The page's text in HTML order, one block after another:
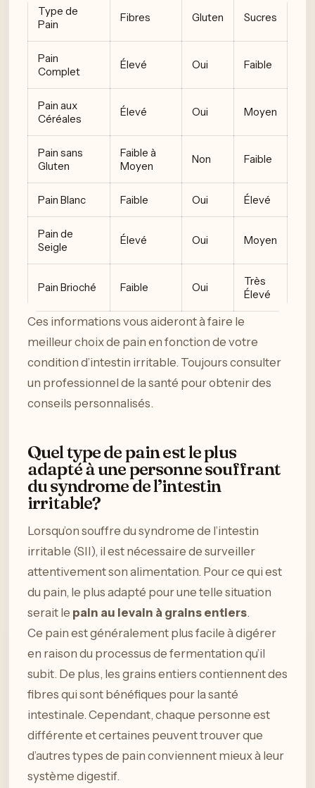
Type de
Pain
Fibres Gluten Sucres
Pain
Complet
Élevé Oui Faible
Pain aux
Céréales
Élevé Oui Moyen
Pain sans
Gluten
Faible à
Moyen
Non Faible
Pain Blanc Faible Oui Élevé
Pain de
Seigle
Élevé Oui Moyen
Pain Brioché Faible Oui
Très
Élevé
Ces informations vous aideront à faire le
meilleur choix de pain en fonction de votre
condition d’intestin irritable. Toujours consulter
un professionnel de la santé pour obtenir des
conseils personnalisés.
Quel type de pain est le plus
adapté à une personne souffrant
du syndrome de l’intestin
irritable?
Lorsqu’on souffre du syndrome de l’intestin
irritable (SII), il est nécessaire de surveiller
attentivement son alimentation. Pour ce qui est
du pain, le plus adapté pour une telle situation
serait le pain au levain à grains entiers.
Ce pain est généralement plus facile à digérer
en raison du processus de fermentation qu’il
subit. De plus, les grains entiers contiennent des
fibres qui sont bénéfiques pour la santé
intestinale. Cependant, chaque personne est
différente et certaines peuvent trouver que
d’autres types de pain conviennent mieux à leur
système digestif.